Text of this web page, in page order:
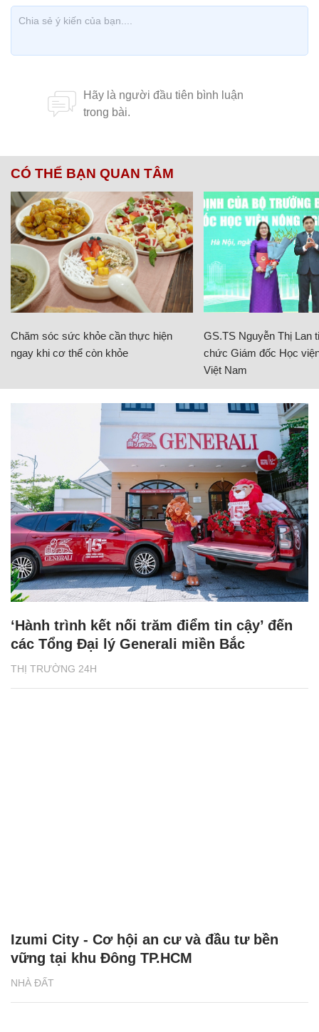
CÓ THỂ BẠN QUAN TÂM
Chăm sóc sức khỏe cần thực hiện
ngay khi cơ thể còn khỏe
GS.TS Nguyễn Thị Lan
chức Giám đốc Học
Việt Nam
THỊ TRƯỜNG 24H
‘Hành trình kết nối trăm điểm tin cậy’ đến
các Tổng Đại lý Generali miền Bắc
NHÀ ĐẤT
Izumi City - Cơ hội an cư và đầu tư bền
vững tại khu Đông TP.HCM